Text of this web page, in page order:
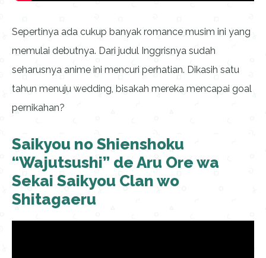
Sepertinya ada cukup banyak romance musim ini yang
memulai debutnya. Dari judul Inggrisnya sudah
seharusnya anime ini mencuri perhatian. Dikasih satu
tahun menuju wedding, bisakah mereka mencapai goal
pernikahan?
Saikyou no Shienshoku
“Wajutsushi” de Aru Ore wa
Sekai Saikyou Clan wo
Shitagaeru